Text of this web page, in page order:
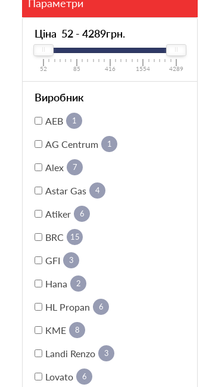
Параметри
Ціна 52 - 4289грн.
52 85 416 1554 4289
Виробник
AEB 1
AG Centrum 1
Alex 7
Astar Gas 4
Atiker 6
BRC 15
GFI 3
Hana 2
HL Propan 6
KME 8
Landi Renzo 3
Lovato 6